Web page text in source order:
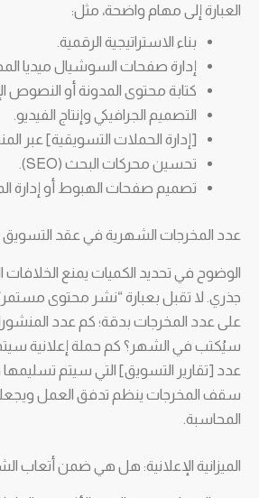
العبارة إلى مهام واضحة، مثل:
بناء الاستراتيجية الرقمية.
إدارة صفحات السوشيال ميديا
كتابة محتوى المدونة أو النصوص
التصميم الجرافيكي وإنتاج الفيديو.
[إدارة الحملات التسويقية] عبر
تحسين محركات البحث (SEO).
تصميم صفحات الهبوط أو إدارة
عدد المخرجات الشهرية في عقد التسويق
الوضوح في تحديد الكميات يمنع
جذري. لا تقبل بعبارة “نشر محتوى
على عدد المخرجات بدقة؛ كم عدد
سيُكتب في الشهر؟ كم حملة إعلانية
عدد [تقارير التسويق] التي سيتم تسليمها
سقف المخرجات ينظم تدفق العمل
المحاسبة.
الميزانية الإعلانية: هل هي ضمن أتعاب